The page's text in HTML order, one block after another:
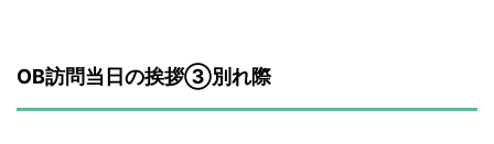
OB訪問当日の挨拶③別れ際